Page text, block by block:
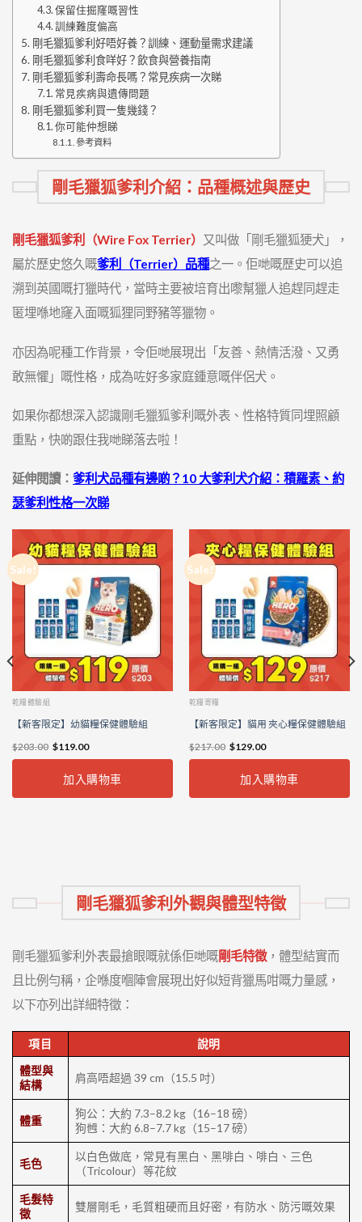
保留住掘窿嘅習性
訓練難度偏高
剛毛獵狐爹利好唔好養？訓練、運動量需求建議
剛毛獵狐爹利食咩好？飲食與營養指南
剛毛獵狐爹利壽命長嗎？常見疾病一次睇
常見疾病與遺傳問題
剛毛獵狐爹利買一隻幾錢？
你可能仲想睇
參考資料
剛毛獵狐爹利介紹：品種概述與歷史
剛毛獵狐爹利（Wire Fox Terrier） 又叫做「剛毛獵狐㹴犬」，
屬於歷史悠久嘅爹利（Terrier）品種之一。佢哋嘅歷史可以追
溯到英國嘅打獵時代，當時主要被培育出嚟幫獵人追趕同趕走
匿埋喺地窿入面嘅狐狸同野豬等獵物。
亦因為呢種工作背景，令佢哋展現出「友善、熱情活潑、又勇
敢無懼」嘅性格，成為咗好多家庭鍾意嘅伴侶犬。
如果你都想深入認識剛毛獵狐爹利嘅外表、性格特質同埋照顧
重點，快啲跟住我哋睇落去啦！
延伸閱讀： 爹利犬品種有邊啲？10 大爹利犬介紹：積羅素、約
瑟爹利性格一次睇
Sale!
乾糧體驗組
【新客限定】幼貓糧保健體驗組
$203.00 $119.00
加入購物車
Sale!
乾糧寄糧
【新客限定】貓用 夾心糧保健體驗組
$217.00 $129.00
加入購物車
剛毛獵狐爹利外觀與體型特徵
剛毛獵狐爹利外表最搶眼嘅就係佢哋嘅剛毛特徵，體型結實而
且比例勻稱，企喺度嗰陣會展現出好似短背獵馬咁嘅力量感，
以下亦列出詳細特徵：
項目
說明
體型與
結構
肩高唔超過 39 cm（15.5 吋）
體重
狗公：大約 7.3–8.2 kg（16–18 磅）
狗乸：大約 6.8–7.7 kg（15–17 磅）
毛色
以白色做底，常見有黑白、黑啡白、啡白、三色
（Tricolour）等花紋
毛髮特
徵
雙層剛毛，毛質粗硬而且好密，有防水、防污嘅效果